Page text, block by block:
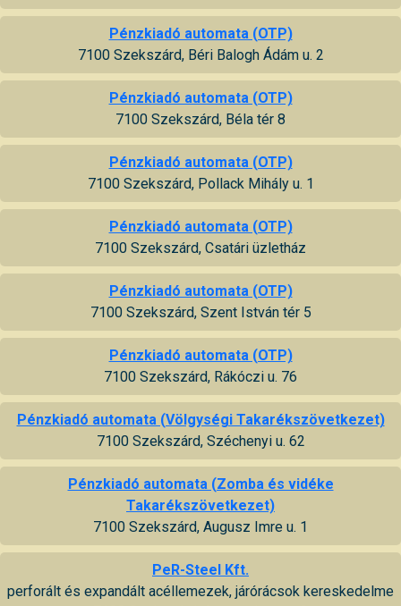
Pénzkiadó automata (OTP)
7100 Szekszárd, Béri Balogh Ádám u. 2
Pénzkiadó automata (OTP)
7100 Szekszárd, Béla tér 8
Pénzkiadó automata (OTP)
7100 Szekszárd, Pollack Mihály u. 1
Pénzkiadó automata (OTP)
7100 Szekszárd, Csatári üzletház
Pénzkiadó automata (OTP)
7100 Szekszárd, Szent István tér 5
Pénzkiadó automata (OTP)
7100 Szekszárd, Rákóczi u. 76
Pénzkiadó automata (Völgységi Takarékszövetkezet)
7100 Szekszárd, Széchenyi u. 62
Pénzkiadó automata (Zomba és vidéke
Takarékszövetkezet)
7100 Szekszárd, Augusz Imre u. 1
PeR-Steel Kft.
perforált és expandált acéllemezek, járórácsok kereskedelme